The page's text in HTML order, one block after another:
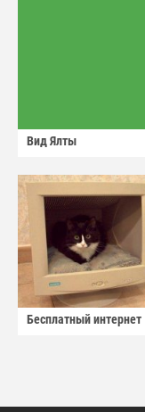
Вид Ялты
Бесплатный интернет